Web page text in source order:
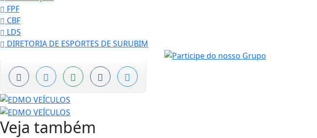
FPF
CBF
LDS
DIRETORIA DE ESPORTES DE SURUBIM
Veja também